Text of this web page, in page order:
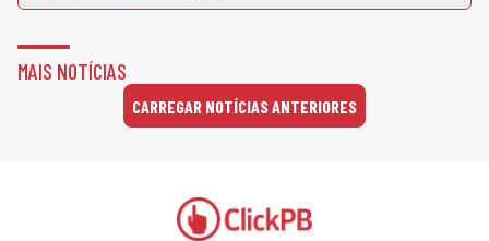
MAIS NOTÍCIAS
CARREGAR NOTÍCIAS ANTERIORES